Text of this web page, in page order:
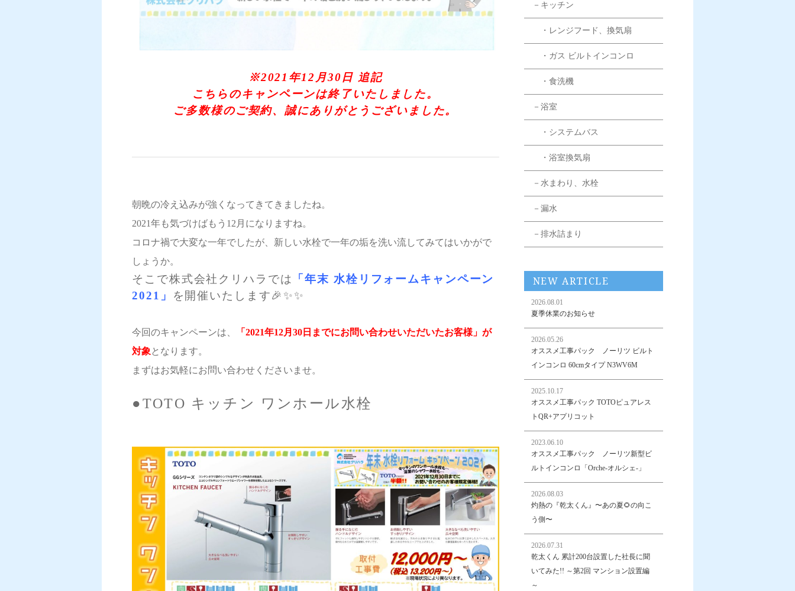
※2021年12月30日 追記
こちらのキャンペーンは終了いたしました。
ご多数様のご契約、誠にありがとうございました。
朝晩の冷え込みが強くなってきてきましたね。
2021年も気づけばもう12月になりますね。
コロナ禍で大変な一年でしたが、新しい水栓で一年の垢を洗い流してみてはいかがで
しょうか。
そこで株式会社クリハラでは
「年末 水栓リフォームキャンペーン
2021」
を開催いたします🎉✨✨
今回のキャンペーンは、
「2021年12月30日までにお問い合わせいただいたお客様」が
対象 となります。
まずはお気軽にお問い合わせくださいませ。
●TOTO キッチン ワンホール水栓
－キッチン
・レンジフード、換気扇
・ガス ビルトインコンロ
・食洗機
－浴室
・システムバス
・浴室換気扇
－水まわり、水栓
－漏水
－排水詰まり
NEW ARTICLE
2026.08.01
夏季休業のお知らせ
2026.05.26
オススメ工事パック ノーリツ ビルト
インコンロ 60cmタイプ N3WV6M
2025.10.17
オススメ工事パック TOTOピュアレス
トQR+アプリコット
2023.06.10
オススメ工事パック ノーリツ新型ビ
ルトインコンロ「Orche-オルシェ-」
2026.08.03
灼熱の『乾太くん』〜あの夏🌻の向こ
う側〜
2026.07.31
乾太くん 累計200台設置した社長に聞
いてみた!! ～第2回 マンション設置編
～